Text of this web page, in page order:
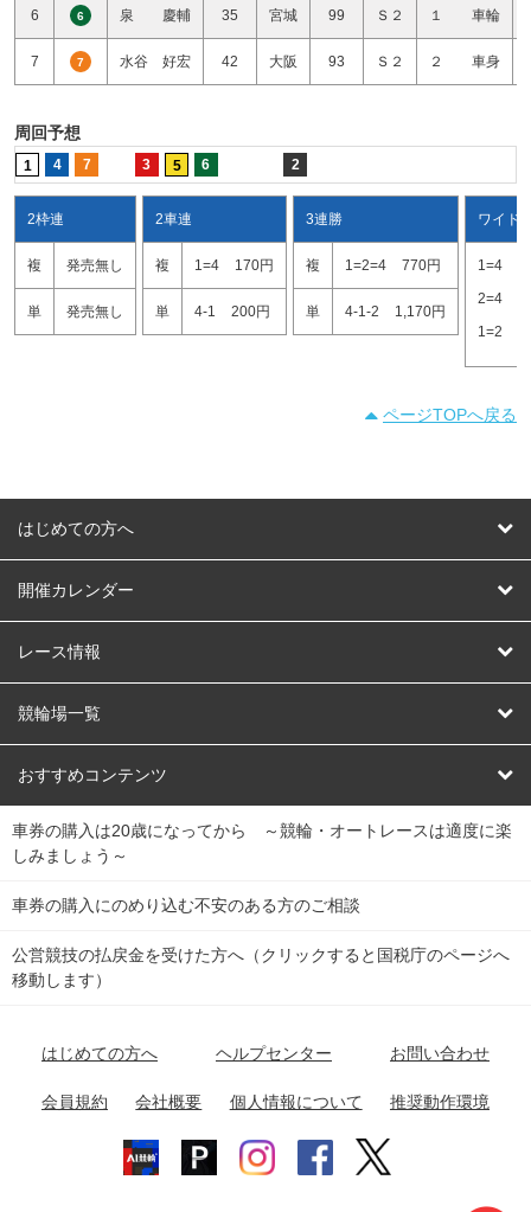
6 6 泉 慶輔 35 宮城 99 Ｓ２ １ 車輪
7 7 水谷 好宏 42 大阪 93 Ｓ２ ２ 車身
周回予想
1 4 7 3 5 6 2
2枠連
複 発売無し
単 発売無し
2車連
複 1=4 170円
単 4-1 200円
3連勝
複 1=2=4 770円
単 4-1-2 1,170円
ワイド
1=4
2=4
1=2
ページTOPへ戻る
はじめての方へ
はじめての方へ
開催カレンダー
競輪
オートレース
競輪くじ
Dokanto!
チャリロトプラザ
レース情報
レース予想
レース結果
キャリーオーバー一覧
競輪場一覧
北日本 函館競輪場
関
東
弥彦競輪場 前橋競輪場 取手競輪場 宇都宮競輪場
関
東
小田原競輪場
名古屋競輪場 岐阜競輪場 大垣競輪場 豊橋競輪場
富山競輪場 松阪競輪場 四日市競輪場
福井競輪場 奈良競輪場 向日町競輪場
おすすめコンテンツ
競輪選手情報
Perfecta Navi
netkeirin
車券の購入は20歳になってから ～競輪・オートレースは適度に楽
しみましょう～
車券の購入にのめり込む不安のある方のご相談
公営競技の払戻金を受けた方へ（クリックすると国税庁のページへ
移動します）
はじめての方へ ヘルプセンター お問い合わせ
会員規約 会社概要 個人情報について 推奨動作環境